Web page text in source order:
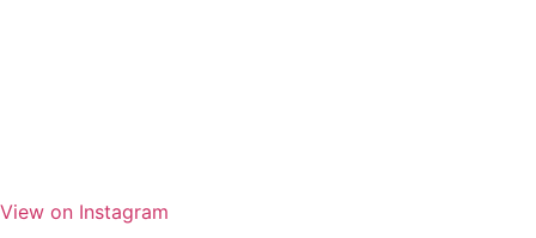
View on Instagram